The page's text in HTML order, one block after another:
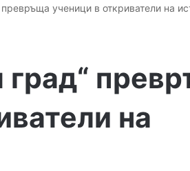
ученици в откриватели на
град“
на